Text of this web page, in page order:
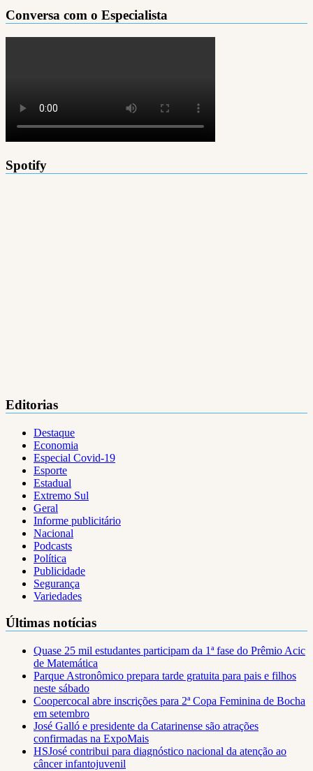
Conversa com o Especialista
Spotify
Editorias
Destaque
Economia
Especial Covid-19
Esporte
Estadual
Extremo Sul
Geral
Informe publicitário
Nacional
Podcasts
Política
Publicidade
Segurança
Variedades
Últimas notícias
Quase 25 mil estudantes participam da 1ª fase do Prêmio Acic
de Matemática
Parque Astronômico prepara tarde gratuita para pais e filhos
neste sábado
Coopercocal abre inscrições para 2ª Copa Feminina de Bocha
em setembro
José Galló e presidente da Catarinense são atrações
confirmadas na ExpoMais
HSJosé contribui para diagnóstico nacional da atenção ao
câncer infantojuvenil